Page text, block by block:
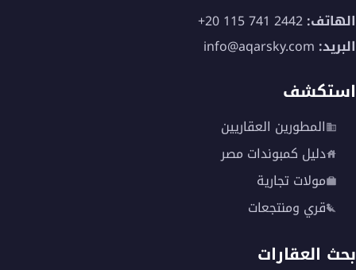
الهاتف:+20 115 741 2442
البريد: info@aqarsky.com
استكشف
المطورين العقاريين
دليل كمبوندات مصر
مولات تجارية
قري ومنتجعات
بحث العقارات